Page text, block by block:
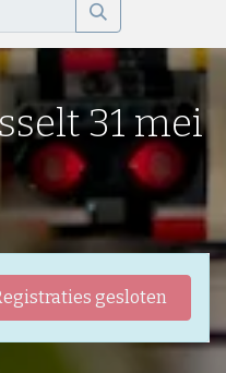
31 mei
gesloten